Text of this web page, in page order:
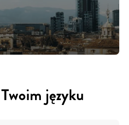
języku